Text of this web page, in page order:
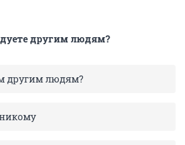
другим людям?
другим людям?